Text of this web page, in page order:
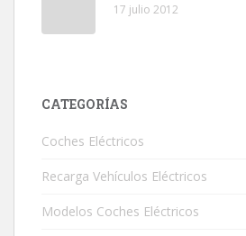
17 julio 2012
CATEGORÍAS
Coches Eléctricos
Recarga Vehículos Eléctricos
Modelos Coches Eléctricos